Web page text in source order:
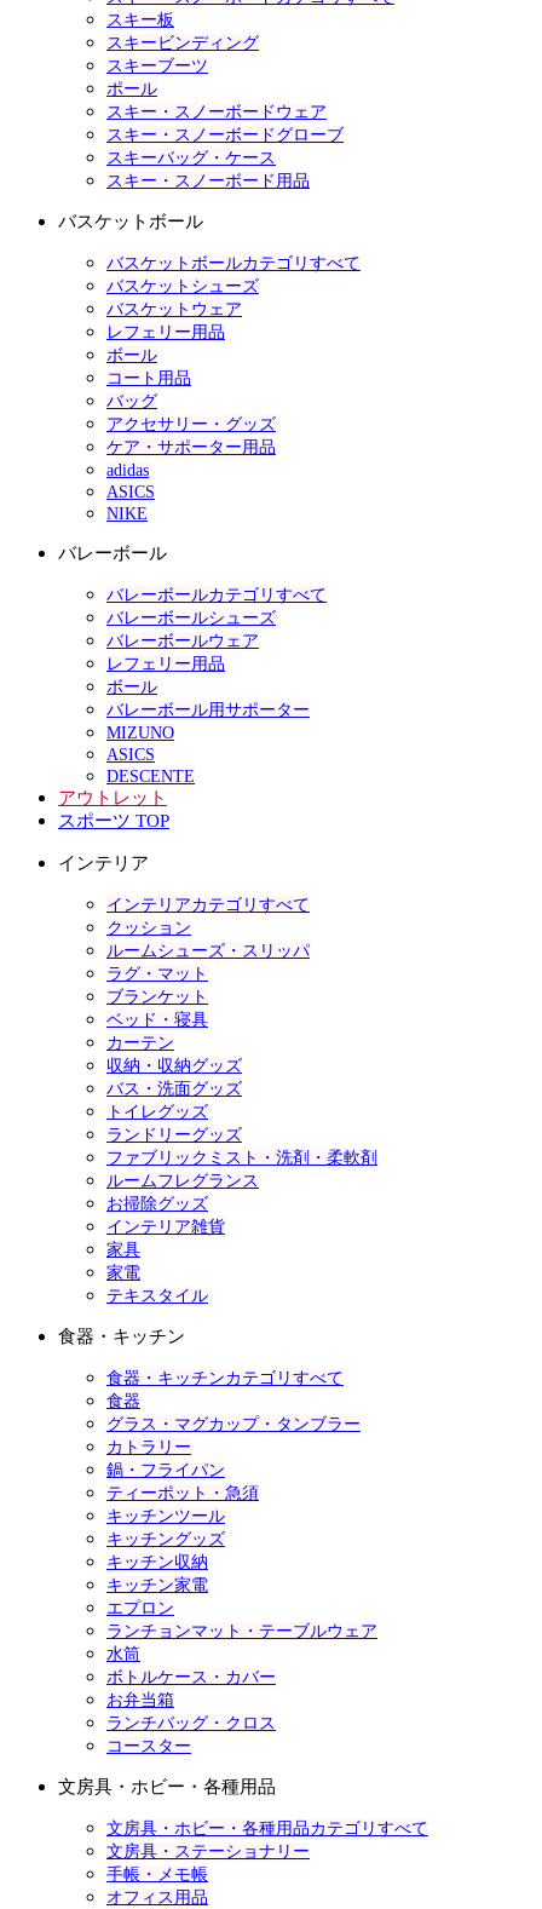
スキー板
スキービンディング
スキーブーツ
ポール
スキー・スノーボードウェア
スキー・スノーボードグローブ
スキーバッグ・ケース
スキー・スノーボード用品
バスケットボール
バスケットボールカテゴリすべて
バスケットシューズ
バスケットウェア
レフェリー用品
ボール
コート用品
バッグ
アクセサリー・グッズ
ケア・サポーター用品
adidas
ASICS
NIKE
バレーボール
バレーボールカテゴリすべて
バレーボールシューズ
バレーボールウェア
レフェリー用品
ボール
バレーボール用サポーター
MIZUNO
ASICS
DESCENTE
アウトレット
スポーツ TOP
インテリア
インテリアカテゴリすべて
クッション
ルームシューズ・スリッパ
ラグ・マット
ブランケット
ベッド・寝具
カーテン
収納・収納グッズ
バス・洗面グッズ
トイレグッズ
ランドリーグッズ
ファブリックミスト・洗剤・柔軟剤
ルームフレグランス
お掃除グッズ
インテリア雑貨
家具
家電
テキスタイル
食器・キッチン
食器・キッチンカテゴリすべて
食器
グラス・マグカップ・タンブラー
カトラリー
鍋・フライパン
ティーポット・急須
キッチンツール
キッチングッズ
キッチン収納
キッチン家電
エプロン
ランチョンマット・テーブルウェア
水筒
ボトルケース・カバー
お弁当箱
ランチバッグ・クロス
コースター
文房具・ホビー・各種用品
文房具・ホビー・各種用品カテゴリすべて
文房具・ステーショナリー
手帳・メモ帳
オフィス用品